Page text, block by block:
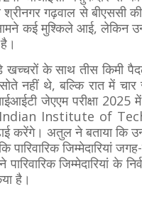
श्रीनगर गढ़वाल से बीएससी
कई मुश्किले आई, लेकिन
खच्चरों के साथ तीस किमी
नहीं थे, बल्कि रात में
जेएएम परीक्षा
Institute of
करेंगे। अतुल ने बताया कि
पारिवारिक जिम्मेदारियां
जिम्मेदारियां के
है।